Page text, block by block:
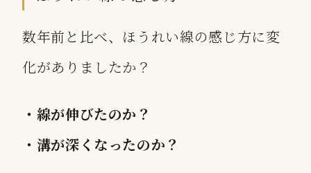
数年前と比べ、ほうれい線の感じ方に変
化がありましたか？
・線が伸びたのか？
・溝が深くなったのか？